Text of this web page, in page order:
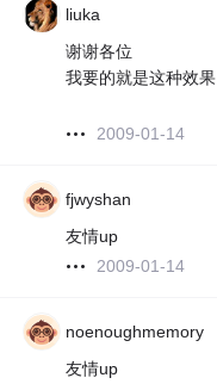
liuka
谢谢各位
我要的就是这种效果
2009-01-14
fjwyshan
友情up
2009-01-14
noenoughmemory
友情up